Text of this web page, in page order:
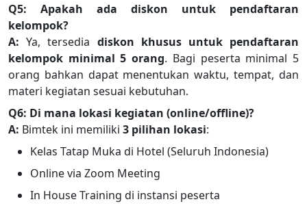
Q5: Apakah ada diskon untuk pendaftaran
kelompok?
A: Ya, tersedia diskon khusus untuk pendaftaran
kelompok minimal 5 orang. Bagi peserta minimal 5
orang bahkan dapat menentukan waktu, tempat, dan
materi kegiatan sesuai kebutuhan.
Q6: Di mana lokasi kegiatan (online/offline)?
A: Bimtek ini memiliki 3 pilihan lokasi:
Kelas Tatap Muka di Hotel (Seluruh Indonesia)
Online via Zoom Meeting
In House Training di instansi peserta